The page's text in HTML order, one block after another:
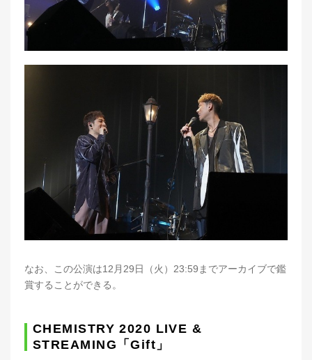
なお、この公演は12月29日（火）23:59までアーカイブで鑑
賞することができる。
CHEMISTRY 2020 LIVE &
STREAMING「Gift」